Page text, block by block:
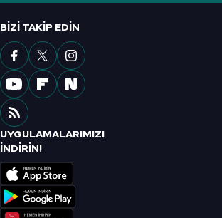
BIZI TAKIP EDIN
UYGULAMALARIMIZI
İNDİRİN!